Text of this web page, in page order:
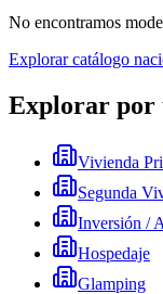
No encontramos
Explorar catálogo
Explorar por
Vivienda
Segunda
Inversión /
Hospedaje
Glamping